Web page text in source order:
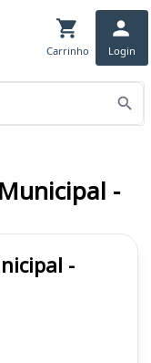
Carrinho Login
-
-